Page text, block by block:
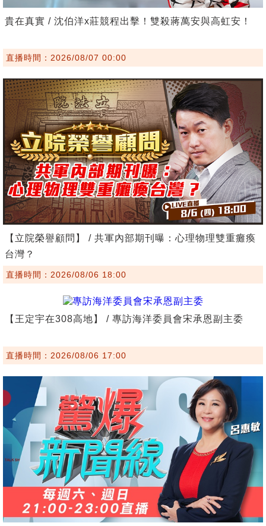
貴在真實 / 沈伯洋x莊競程出擊！雙殺蔣萬安與高虹安！
直播時間：2026/08/07 00:00
【立院榮譽顧問】 / 共軍內部期刊曝：心理物理雙重癱瘓
台灣？
直播時間：2026/08/06 18:00
【王定宇在308高地】 / 專訪海洋委員會宋承恩副主委
直播時間：2026/08/06 17:00